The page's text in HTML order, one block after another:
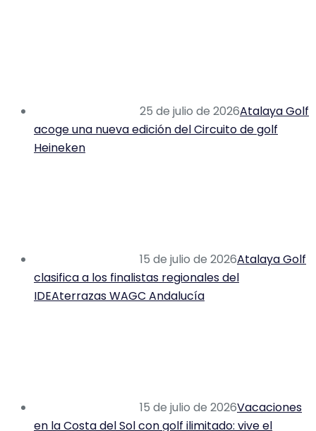
25 de julio de 2026Atalaya Golf
acoge una nueva edición del Circuito de golf
Heineken
15 de julio de 2026Atalaya Golf
clasifica a los finalistas regionales del
IDEAterrazas WAGC Andalucía
15 de julio de 2026Vacaciones
en la Costa del Sol con golf ilimitado: vive el